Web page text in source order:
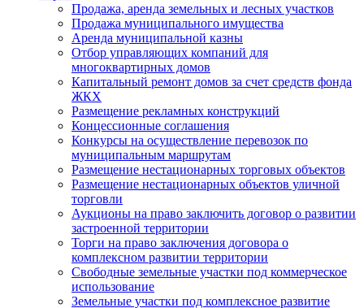
Продажа, аренда земельных и лесных участков
Продажа муниципального имущества
Аренда муниципальной казны
Отбор управляющих компаний для
многоквартирных домов
Капитальный ремонт домов за счет средств фонда
ЖКХ
Размещение рекламных конструкций
Концессионные соглашения
Конкурсы на осуществление перевозок по
муниципальным маршрутам
Размещение нестационарных торговых объектов
Размещение нестационарных объектов уличной
торговли
Аукционы на право заключить договор о развитии
застроенной территории
Торги на право заключения договора о
комплексном развитии территории
Свободные земельные участки под коммерческое
использование
Земельные участки под комплексное развитие